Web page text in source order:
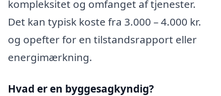
kompleksitet og omfanget af tjenester.
Det kan typisk koste fra 3.000 – 4.000 kr.
og opefter for en tilstandsrapport eller
energimærkning.
Hvad er en byggesagkyndig?